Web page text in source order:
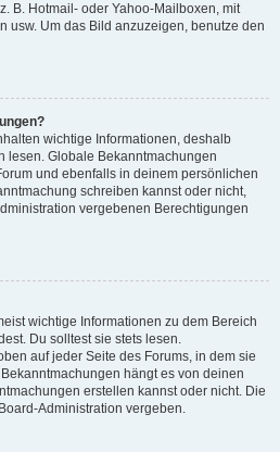
B. Hotmail- oder Yahoo-Mailboxen, mit
usw. Um das Bild anzuzeigen, benutze den
wichtige Informationen, deshalb
lesen. Globale Bekanntmachungen
und ebenfalls in deinem persönlichen
schreiben kannst oder nicht,
vergebenen Berechtigungen
wichtige Informationen zu dem Bereich
Du solltest sie stets lesen.
auf jeder Seite des Forums, in dem sie
hängt es von deinen
erstellen kannst oder nicht. Die
Administration vergeben.